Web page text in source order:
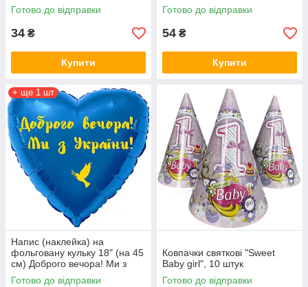
Готово до відправки
34 ₴
Купити
Готово до відправки
54 ₴
Купити
+ ще 1 шт
Напис (наклейка) на
фольговану кульку 18" (на 45
см) Доброго вечора! Ми з
України! (будь-який колір)
Готово до відправки
Ковпачки святкові "Sweet
Baby girl", 10 штук
Готово до відправки